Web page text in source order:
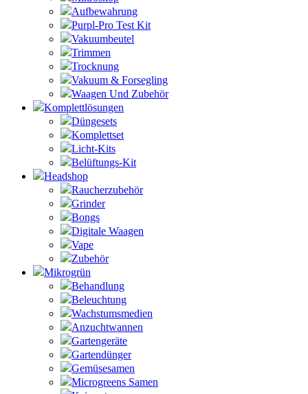
Aufbewahrung
Purpl-Pro Test Kit
Vakuumbeutel
Trimmen
Trocknung
Vakuum & Forsegling
Waagen Und Zubehör
Komplettlösungen
Düngesets
Komplettset
Licht-Kits
Belüftungs-Kit
Headshop
Raucherzubehör
Grinder
Bongs
Digitale Waagen
Vape
Zubehör
Mikrogrün
Behandlung
Beleuchtung
Wachstumsmedien
Anzuchtwannen
Gartengeräte
Gartendünger
Gemüsesamen
Microgreens Samen